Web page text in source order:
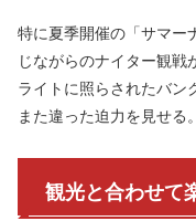
特に夏季開催の「サマー
じながらのナイター観戦
ライトに照らされたバン
また違った迫力を見せる。
観光と合わせて